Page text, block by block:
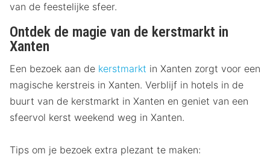
van de feestelijke sfeer.
Ontdek de magie van de kerstmarkt in
Xanten
Een bezoek aan de kerstmarkt in Xanten zorgt voor een
magische kerstreis in Xanten. Verblijf in hotels in de
buurt van de kerstmarkt in Xanten en geniet van een
sfeervol kerst weekend weg in Xanten.
Tips om je bezoek extra plezant te maken: